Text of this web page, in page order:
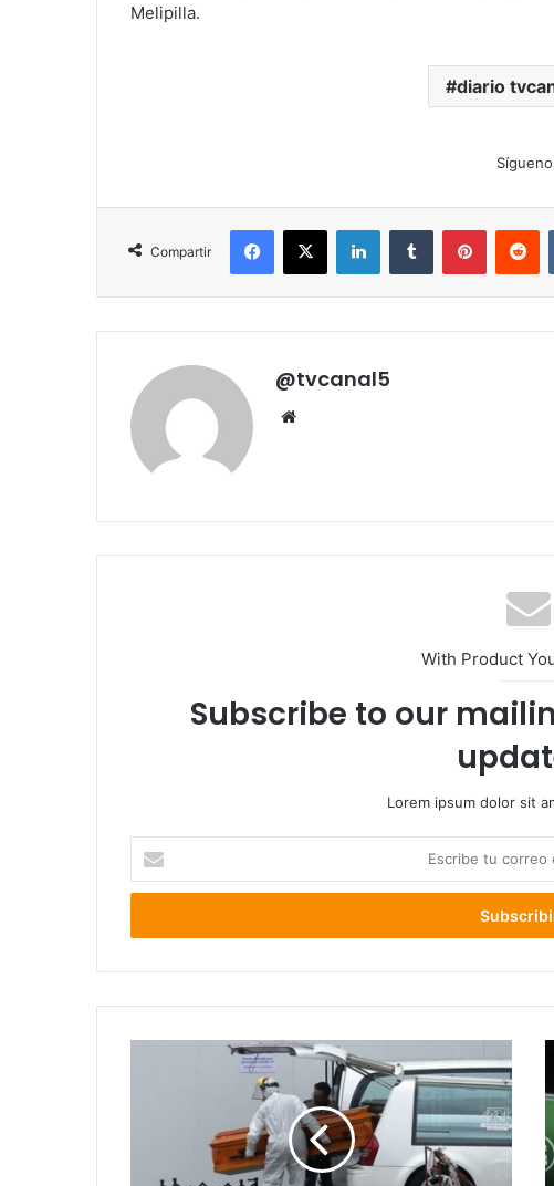
Melipilla.
diario
Compartir
Facebook
X LinkedInTumblr Pinterest
@tvcanal5
With Product
Subscribe to our
Lorem ipsum dolor sit
correo
a